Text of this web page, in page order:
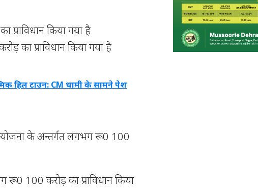
प्राविधान किया गया है
का प्राविधान किया गया है
हिल टाउन: CM धामी के सामने पेश
के अन्तर्गत लगभग रू0 100
रू0 100 करोड़ का प्राविधान किया